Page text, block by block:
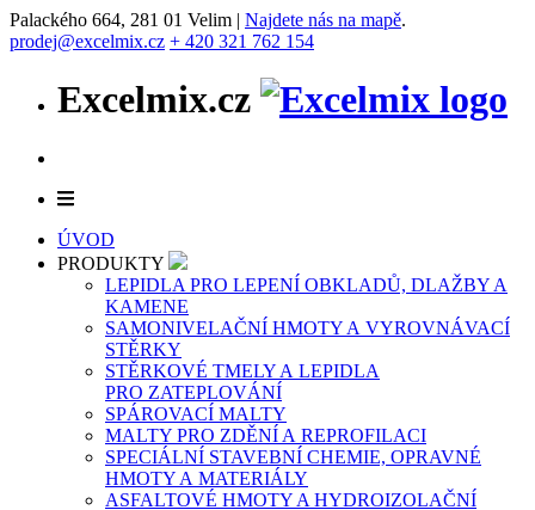
Palackého 664, 281 01 Velim | Najdete nás na mapě.
prodej@excelmix.cz + 420 321 762 154
Excelmix.cz
ÚVOD
PRODUKTY
LEPIDLA PRO LEPENÍ OBKLADŮ, DLAŽBY A
KAMENE
SAMONIVELAČNÍ HMOTY A VYROVNÁVACÍ
STĚRKY
STĚRKOVÉ TMELY A LEPIDLA
PRO ZATEPLOVÁNÍ
SPÁROVACÍ MALTY
MALTY PRO ZDĚNÍ A REPROFILACI
SPECIÁLNÍ STAVEBNÍ CHEMIE, OPRAVNÉ
HMOTY A MATERIÁLY
ASFALTOVÉ HMOTY A HYDROIZOLAČNÍ